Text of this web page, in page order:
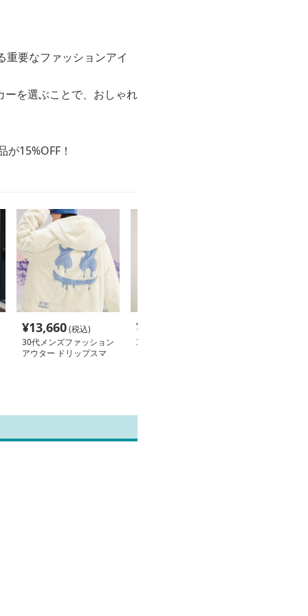
要なファッションアイ
ーを選ぶことで、おしゃれ
が15%OFF！
¥13,660(税込)
30代メンズファッション
アウター ドリップスマ
¥
30代メンズファッション